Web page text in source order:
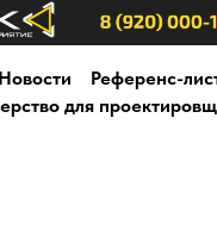
Новости Референс-
для